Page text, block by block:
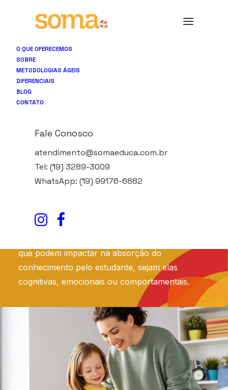
O QUE OFERECEMOS
SOBRE
METODOLOGIAS ÁGEIS
DIFERENCIAIS
BLOG
CONTATO
Fale Conosco
atendimento@somaeduca.com.br
Tel: (19) 3289-3009
WhatsApp: (19) 99176-6882
Mais que reforço escolar,
estratégias integradas
para o sucesso na escola
e na vida.
No Soma Educa, além do conteúdo, também
que podem impactar na absorção do
conhecimento pelo estudante, sejam elas
cognitivas, emocionais ou comportamentais.